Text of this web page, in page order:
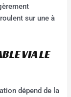
sur une à
VIA LE
dépend de la